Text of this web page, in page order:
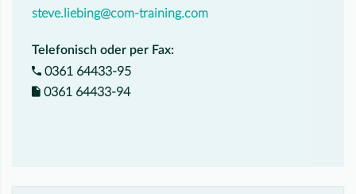
steve.liebing@com-training.com
Telefonisch oder per Fax:
0361 64433-95
0361 64433-94